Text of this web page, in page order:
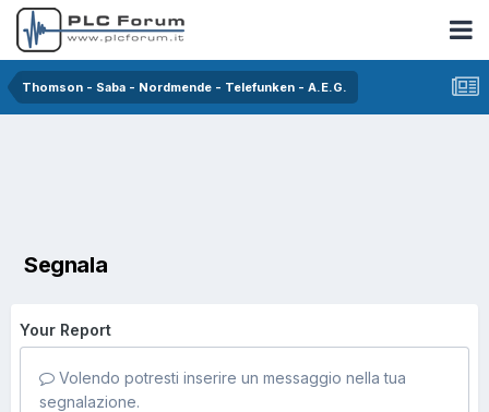
Thomson - Saba - Nordmende - Telefunken - A.E.G.
Segnala
Your Report
Volendo potresti inserire un messaggio nella tua
segnalazione.